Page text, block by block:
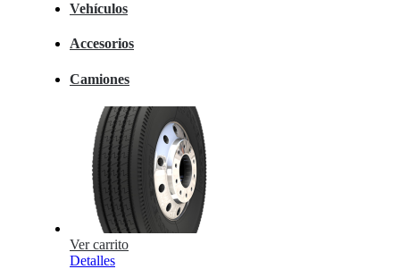
Vehículos
Accesorios
Camiones
Ver carrito
Detalles